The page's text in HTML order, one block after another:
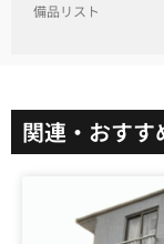
備品リスト
関連・おすす